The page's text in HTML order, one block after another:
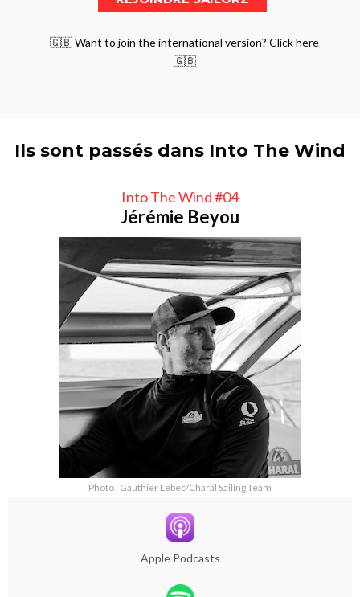
🇬🇧 Want to join the international version? Click here
🇬🇧
Ils sont passés dans Into The Wind
Into The Wind #04
Jérémie Beyou
Photo : Gauthier Lebec/Charal Sailing Team
Apple Podcasts